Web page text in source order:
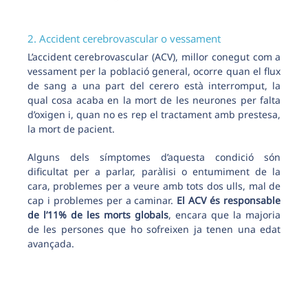
2. Accident cerebrovascular o vessament
L’accident cerebrovascular (ACV), millor conegut com a
vessament per la població general, ocorre quan el flux
de sang a una part del cerero està interromput, la
qual cosa acaba en la mort de les neurones per falta
d’oxigen i, quan no es rep el tractament amb prestesa,
la mort de pacient.
Alguns dels símptomes d’aquesta condició són
dificultat per a parlar, paràlisi o entumiment de la
cara, problemes per a veure amb tots dos ulls, mal de
cap i problemes per a caminar. El ACV és responsable
de l’11% de les morts globals, encara que la majoria
de les persones que ho sofreixen ja tenen una edat
avançada.